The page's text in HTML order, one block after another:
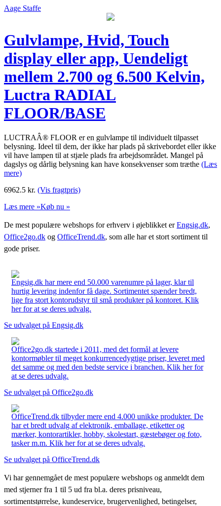
Aage Staffe
Gulvlampe, Hvid, Touch
display eller app, Uendeligt
mellem 2.700 og 6.500 Kelvin,
Luctra RADIAL
FLOOR/BASE
LUCTRAÂ® FLOOR er en gulvlampe til individuelt tilpasset
belysning. Ideel til dem, der ikke har plads på skrivebordet eller ikke
vil have lampen til at stjæle plads fra arbejdsområdet. Mangel på
dagslys og dårlig belysning kan have konsekvenser som træthe (Læs
mere)
6962.5 kr. (Vis fragtpris)
Læs mere »Køb nu »
De mest populære webshops for erhverv i øjeblikket erEngsig.dk,
Office2go.dk og OfficeTrend.dk, som alle har et stort sortiment til
gode priser.
Engsig.dk har mere end 50.000 varenumre på lager, klar til
hurtig levering indenfor få dage. Sortimentet spænder bredt,
lige fra stort kontorudstyr til små produkter på kontoret. Klik
her for at se deres udvalg.
Se udvalget på Engsig.dk
Office2go.dk startede i 2011, med det formål at levere
kontormøbler til meget konkurrencedygtige priser, leveret med
det samme og med den bedste service i branchen. Klik her for
at se deres udvalg.
Se udvalget på Office2go.dk
OfficeTrend.dk tilbyder mere end 4.000 unikke produkter. De
har et bredt udvalg af elektronik, emballage, etiketter og
mærker, kontorartikler, hobby, skolestart, gæstebøger og foto,
tasker m.m. Klik her for at se deres udvalg.
Se udvalget på OfficeTrend.dk
Vi har gennemgået de mest populære webshops og anmeldt dem
med stjerner fra 1 til 5 ud fra bl.a. deres prisniveau,
sortimentstørrelse, kundeservice, brugervenlighed, betingelser,